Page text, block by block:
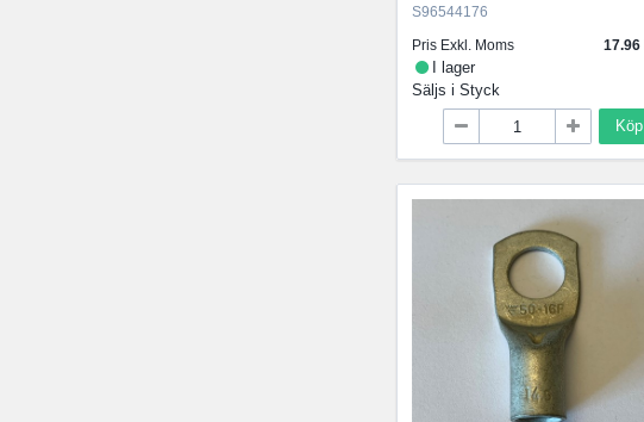
S96544176
Pris Exkl. Moms
17.96
I lager
Säljs iStyck
Köp